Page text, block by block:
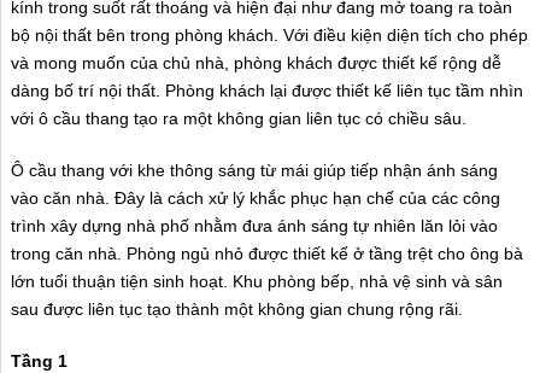
kính trong suốt rất thoáng và hiện đại như đang mở toang ra toàn
bộ nội thất bên trong phòng khách. Với điều kiện diện tích cho phép
và mong muốn của chủ nhà, phòng khách được thiết kế rộng dễ
dàng bố trí nội thất. Phòng khách lại được thiết kế liên tục tầm nhìn
với ô cầu thang tạo ra một không gian liên tục có chiều sâu.
Ô cầu thang với khe thông sáng từ mái giúp tiếp nhận ánh sáng
vào căn nhà. Đây là cách xử lý khắc phục hạn chế của các công
trình xây dựng nhà phố nhằm đưa ánh sáng tự nhiên lăn lỏi vào
trong căn nhà. Phòng ngủ nhỏ được thiết kế ở tầng trệt cho ông bà
lớn tuổi thuận tiện sinh hoạt. Khu phòng bếp, nhà vệ sinh và sân
sau được liên tục tạo thành một không gian chung rộng rãi.
Tầng 1